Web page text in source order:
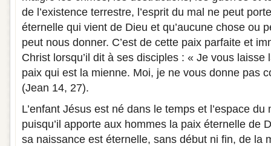
de l’existence terrestre, l’esprit du mal ne peut
éternelle qui vient de Dieu et qu’aucune chose ou
peut nous donner. C’est de cette paix parfaite et
Christ lorsqu’il dit à ses disciples : « Je vous
paix qui est la mienne. Moi, je ne vous donne pas
(Jean 14, 27).
L’enfant Jésus est né dans le temps et l’espace
puisqu’il apporte aux hommes la paix éternelle de
sa naissance est éternelle, sans début ni fin, de la